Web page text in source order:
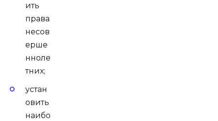
ить
права
несов
ерше
нноле
тних;
устан
овить
наибо